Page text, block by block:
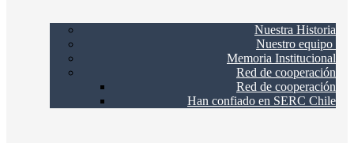
Nuestra Historia
Nuestro equipo
Memoria Institucional
Red de cooperación
Red de cooperación
Han confiado en SERC Chile